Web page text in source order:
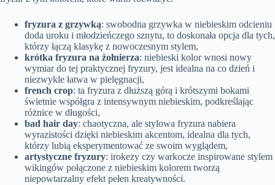
fryzura z grzywką: swobodna grzywka w niebieskim odcieniu
doda uroku i młodzieńczego sznytu, to doskonała opcja dla tych,
którzy łączą klasykę z nowoczesnym stylem,
krótka fryzura na żołnierza: niebieski kolor wnosi nowy
wymiar do tej praktycznej fryzury, jest idealna na co dzień i
niezwykle łatwa w pielęgnacji,
french crop: ta fryzura z dłuższą górą i krótszymi bokami
świetnie współgra z intensywnym niebieskim, podkreślając
różnice w długości,
bad hair day: chaotyczna, ale stylowa fryzura nabiera
wyrazistości dzięki niebieskim akcentom, idealna dla tych,
którzy lubią eksperymentować ze swoim wyglądem,
artystyczne fryzury: irokezy czy warkocze inspirowane stylem
wikingów połączone z niebieskim kolorem tworzą
niepowtarzalny efekt pełen kreatywności.